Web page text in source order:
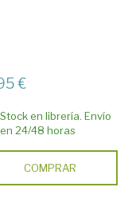
€
Stock en librería. Envío
en 24/48 horas
COMPRAR